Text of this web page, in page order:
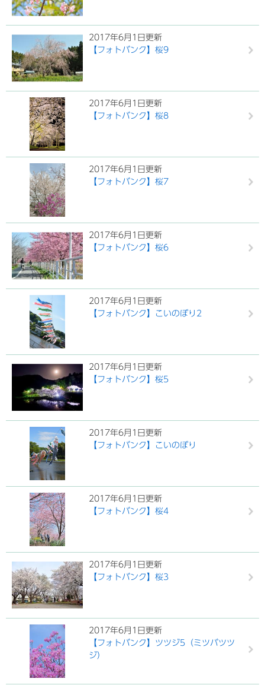
2017年6月1日更新
【フォトバンク】桜9
2017年6月1日更新
【フォトバンク】桜8
2017年6月1日更新
【フォトバンク】桜7
2017年6月1日更新
【フォトバンク】桜6
2017年6月1日更新
【フォトバンク】こいのぼり2
2017年6月1日更新
【フォトバンク】桜5
2017年6月1日更新
【フォトバンク】こいのぼり
2017年6月1日更新
【フォトバンク】桜4
2017年6月1日更新
【フォトバンク】桜3
2017年6月1日更新
【フォトバンク】ツツジ5（ミツバツツ
ジ）